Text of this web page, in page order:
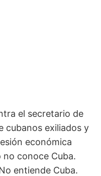
el secretario de
cubanos exiliados y
económica
no conoce Cuba.
entiende Cuba.